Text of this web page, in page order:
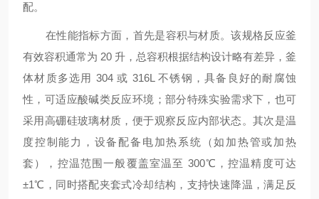
配。
在性能指标方面，首先是容积与材质。该规格反应釜
有效容积通常为 20 升，总容积根据结构设计略有差异，釜
体材质多选用 304 或 316L 不锈钢，具备良好的耐腐蚀
性，可适应酸碱类反应环境；部分特殊实验需求下，也可
采用高硼硅玻璃材质，便于观察反应内部状态。其次是温
度控制能力，设备配备电加热系统（如加热管或加热
套），控温范围一般覆盖室温至 300℃，控温精度可达
±1℃，同时搭配夹套式冷却结构，支持快速降温，满足反